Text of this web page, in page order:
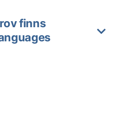
finns